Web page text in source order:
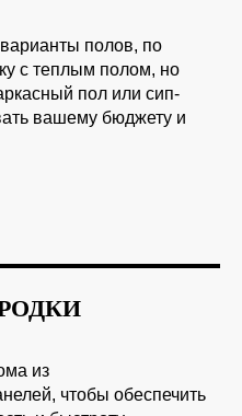
полов, по
с теплым полом, но
пол или сип-
вашему бюджету и
из
чтобы обеспечить